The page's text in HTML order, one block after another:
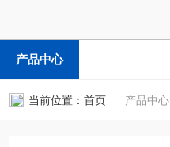
产品中心
当前位置： 首页 产品中心